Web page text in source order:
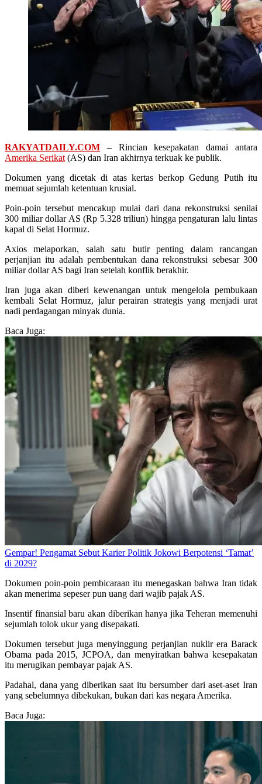
RAKYATDAILY.COM – Rincian kesepakatan damai antara
Amerika Serikat (AS) dan Iran akhirnya terkuak ke publik.
Dokumen yang dicetak di atas kertas berkop Gedung Putih itu
memuat sejumlah ketentuan krusial.
Poin-poin tersebut mencakup mulai dari dana rekonstruksi senilai
300 miliar dollar AS (Rp 5.328 triliun) hingga pengaturan lalu lintas
kapal di Selat Hormuz.
Axios melaporkan, salah satu butir penting dalam rancangan
perjanjian itu adalah pembentukan dana rekonstruksi sebesar 300
miliar dollar AS bagi Iran setelah konflik berakhir.
Iran juga akan diberi kewenangan untuk mengelola pembukaan
kembali Selat Hormuz, jalur perairan strategis yang menjadi urat
nadi perdagangan minyak dunia.
Baca Juga:
Gempar! Pengamat Sebut Karier Politik Jokowi Berpotensi ‘Tamat’
di 2029?
Dokumen poin-poin pembicaraan itu menegaskan bahwa Iran tidak
akan menerima sepeser pun uang dari wajib pajak AS.
Insentif finansial baru akan diberikan hanya jika Teheran memenuhi
sejumlah tolok ukur yang disepakati.
Dokumen tersebut juga menyinggung perjanjian nuklir era Barack
Obama pada 2015, JCPOA, dan menyiratkan bahwa kesepakatan
itu merugikan pembayar pajak AS.
Padahal, dana yang diberikan saat itu bersumber dari aset-aset Iran
yang sebelumnya dibekukan, bukan dari kas negara Amerika.
Baca Juga: